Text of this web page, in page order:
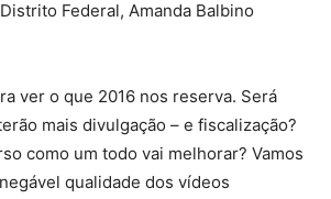
Federal, Amanda Balbino
ver o que 2016 nos reserva. Será
mais divulgação – e fiscalização?
como um todo vai melhorar? Vamos
qualidade dos vídeos